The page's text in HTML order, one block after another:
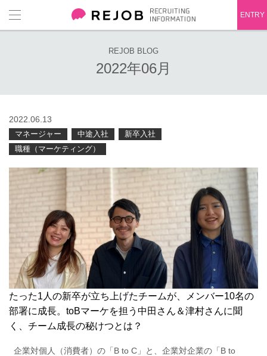
ENTRY
REJOB BLOG
2022年06月
2022.06.13
マネージャー 中途入社
新卒入社
職種（マーケティング）
たった1人の新卒が立ち上げたチームが、メンバー10名の
部署に成長。toBマーケを担う中田さん＆津村さんに聞
く、チーム成長の秘けつとは？
企業対個人（消費者）の「B to C」と、企業対企業の「B to